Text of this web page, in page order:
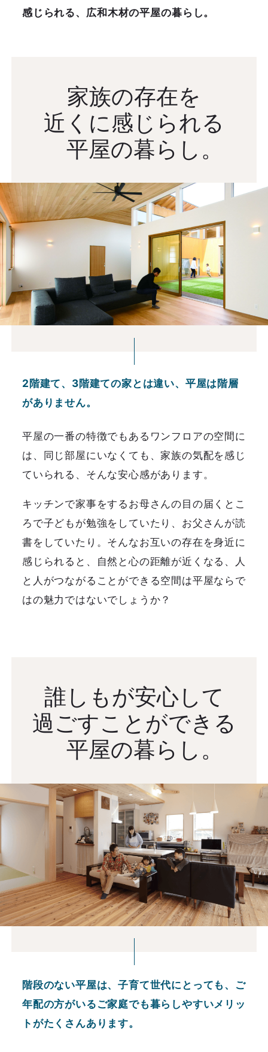
感じられる、広和木材の平屋の暮らし。
家族の存在を
近くに感じられる
平屋の暮らし。
2階建て、3階建ての家とは違い、平屋は階層
がありません。
平屋の一番の特徴でもあるワンフロアの空間に
は、同じ部屋にいなくても、家族の気配を感じ
ていられる、そんな安心感があります。
キッチンで家事をするお母さんの目の届くとこ
ろで子どもが勉強をしていたり、お父さんが読
書をしていたり。そんなお互いの存在を身近に
感じられると、自然と心の距離が近くなる、人
と人がつながることができる空間は平屋ならで
はの魅力ではないでしょうか？
誰しもが安心して
過ごすことができる
平屋の暮らし。
階段のない平屋は、子育て世代にとっても、ご
年配の方がいるご家庭でも暮らしやすいメリッ
トがたくさんあります。